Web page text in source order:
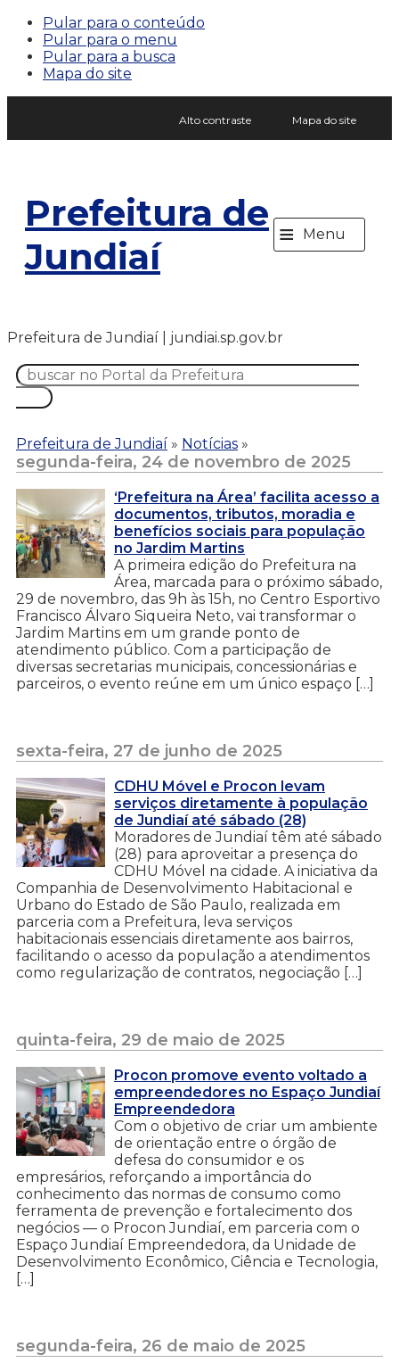
Pular para o conteúdo
Pular para o menu
Pular para a busca
Mapa do site
Alto contraste Mapa do site
Prefeitura de
Jundiaí
≡ Menu
Prefeitura de Jundiaí | jundiai.sp.gov.br
Prefeitura de Jundiaí » Notícias »
segunda-feira, 24 de novembro de 2025
‘Prefeitura na Área’ facilita acesso a
documentos, tributos, moradia e
benefícios sociais para população
no Jardim Martins
A primeira edição do Prefeitura na
Área, marcada para o próximo sábado,
29 de novembro, das 9h às 15h, no Centro Esportivo
Francisco Álvaro Siqueira Neto, vai transformar o
Jardim Martins em um grande ponto de
atendimento público. Com a participação de
diversas secretarias municipais, concessionárias e
parceiros, o evento reúne em um único espaço […]
sexta-feira, 27 de junho de 2025
CDHU Móvel e Procon levam
serviços diretamente à população
de Jundiaí até sábado (28)
Moradores de Jundiaí têm até sábado
(28) para aproveitar a presença do
CDHU Móvel na cidade. A iniciativa da
Companhia de Desenvolvimento Habitacional e
Urbano do Estado de São Paulo, realizada em
parceria com a Prefeitura, leva serviços
habitacionais essenciais diretamente aos bairros,
facilitando o acesso da população a atendimentos
como regularização de contratos, negociação […]
quinta-feira, 29 de maio de 2025
Procon promove evento voltado a
empreendedores no Espaço Jundiaí
Empreendedora
Com o objetivo de criar um ambiente
de orientação entre o órgão de
defesa do consumidor e os
empresários, reforçando a importância do
conhecimento das normas de consumo como
ferramenta de prevenção e fortalecimento dos
negócios — o Procon Jundiaí, em parceria com o
Espaço Jundiaí Empreendedora, da Unidade de
Desenvolvimento Econômico, Ciência e Tecnologia,
[…]
segunda-feira, 26 de maio de 2025